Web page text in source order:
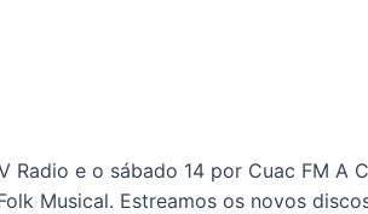
e o sábado 14 por Cuac FM A
Musical. Estreamos os novos